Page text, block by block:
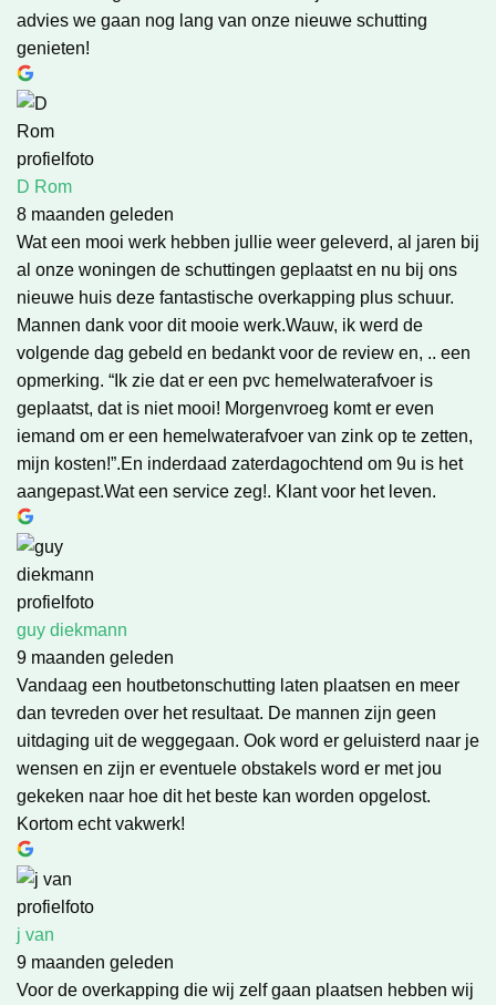
advies we gaan nog lang van onze nieuwe schutting
genieten!
D Rom
8 maanden geleden
Wat een mooi werk hebben jullie weer geleverd, al jaren bij
al onze woningen de schuttingen geplaatst en nu bij ons
nieuwe huis deze fantastische overkapping plus schuur.
Mannen dank voor dit mooie werk.Wauw, ik werd de
volgende dag gebeld en bedankt voor de review en, .. een
opmerking. “Ik zie dat er een pvc hemelwaterafvoer is
geplaatst, dat is niet mooi! Morgenvroeg komt er even
iemand om er een hemelwaterafvoer van zink op te zetten,
mijn kosten!”.En inderdaad zaterdagochtend om 9u is het
aangepast.Wat een service zeg!. Klant voor het leven.
guy diekmann
9 maanden geleden
Vandaag een houtbetonschutting laten plaatsen en meer
dan tevreden over het resultaat. De mannen zijn geen
uitdaging uit de weggegaan. Ook word er geluisterd naar je
wensen en zijn er eventuele obstakels word er met jou
gekeken naar hoe dit het beste kan worden opgelost.
Kortom echt vakwerk!
j van
9 maanden geleden
Voor de overkapping die wij zelf gaan plaatsen hebben wij